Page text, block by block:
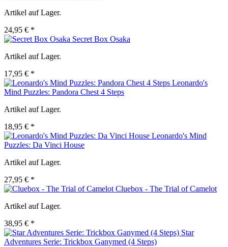
Artikel auf Lager.
24,95 € *
Secret Box Osaka
Artikel auf Lager.
17,95 € *
Leonardo's
Mind Puzzles: Pandora Chest 4 Steps
Artikel auf Lager.
18,95 € *
Leonardo's Mind
Puzzles: Da Vinci House
Artikel auf Lager.
27,95 € *
Cluebox - The Trial of Camelot
Artikel auf Lager.
38,95 € *
Star
Adventures Serie: Trickbox Ganymed (4 Steps)